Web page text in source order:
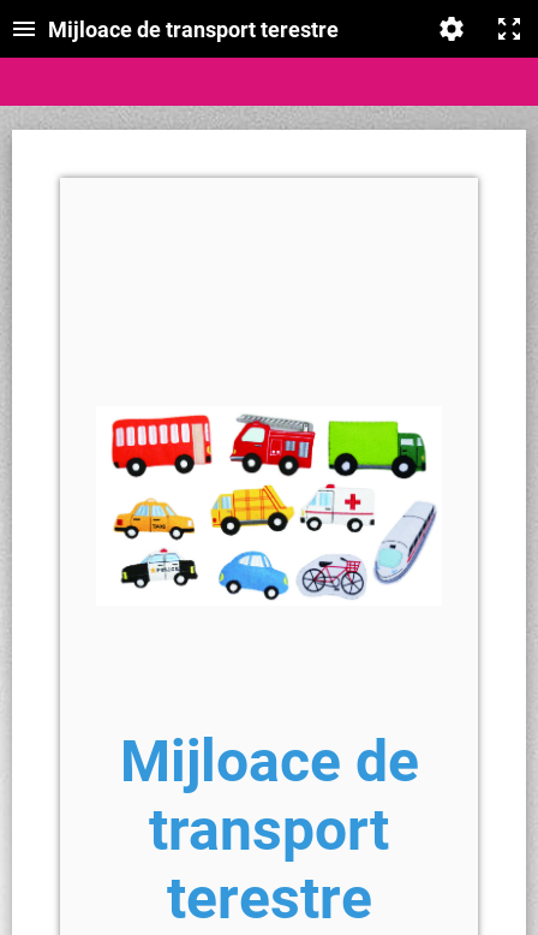
Mijloace de transport terestre
Mijloace de
transport
terestre